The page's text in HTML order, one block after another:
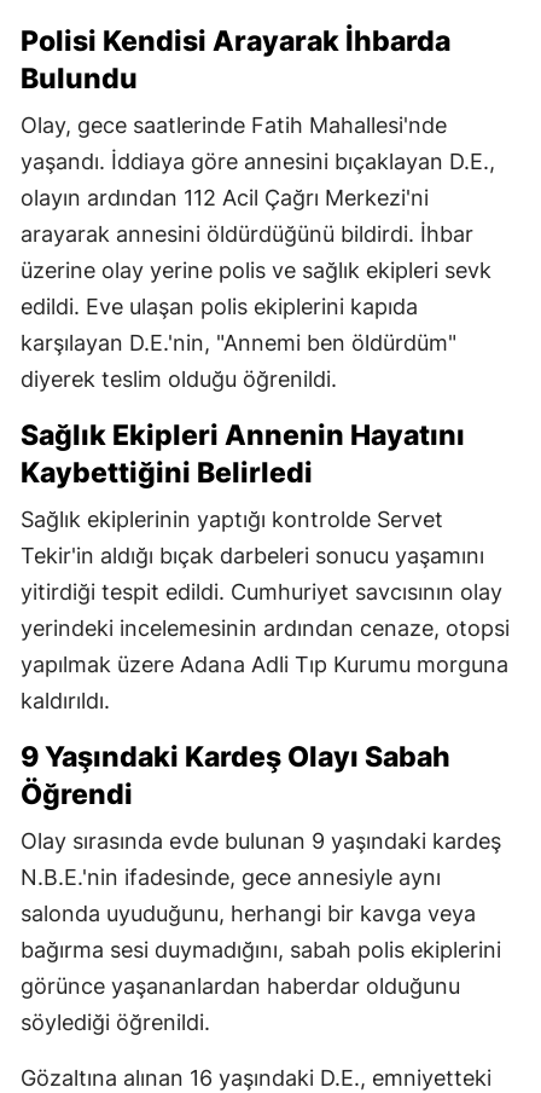
Polisi Kendisi Arayarak İhbarda
Bulundu
Olay, gece saatlerinde Fatih Mahallesi'nde
yaşandı. İddiaya göre annesini bıçaklayan D.E.,
olayın ardından 112 Acil Çağrı Merkezi'ni
arayarak annesini öldürdüğünü bildirdi. İhbar
üzerine olay yerine polis ve sağlık ekipleri sevk
edildi. Eve ulaşan polis ekiplerini kapıda
karşılayan D.E.'nin, "Annemi ben öldürdüm"
diyerek teslim olduğu öğrenildi.
Sağlık Ekipleri Annenin Hayatını
Kaybettiğini Belirledi
Sağlık ekiplerinin yaptığı kontrolde Servet
Tekir'in aldığı bıçak darbeleri sonucu yaşamını
yitirdiği tespit edildi. Cumhuriyet savcısının olay
yerindeki incelemesinin ardından cenaze, otopsi
yapılmak üzere Adana Adli Tıp Kurumu morguna
kaldırıldı.
9 Yaşındaki Kardeş Olayı Sabah
Öğrendi
Olay sırasında evde bulunan 9 yaşındaki kardeş
N.B.E.'nin ifadesinde, gece annesiyle aynı
salonda uyuduğunu, herhangi bir kavga veya
bağırma sesi duymadığını, sabah polis ekiplerini
görünce yaşananlardan haberdar olduğunu
söylediği öğrenildi.
Gözaltına alınan 16 yaşındaki D.E., emniyetteki